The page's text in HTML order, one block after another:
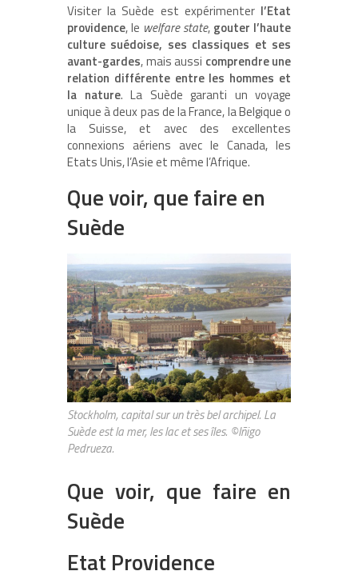
Visiter la Suède est expérimenter l’Etat
providence, le welfare state, gouter l’haute
culture suédoise, ses classiques et ses
avant-gardes, mais aussi comprendre une
relation différente entre les hommes et
la nature. La Suède garanti un voyage
unique à deux pas de la France, la Belgique o
la Suisse, et avec des excellentes
connexions aériens avec le Canada, les
Etats Unis, l’Asie et même l’Afrique.
Que voir, que faire en
Suède
Stockholm, capital sur un très bel archipel. La
Suède est la mer, les lac et ses îles. ©Iñigo
Pedrueza.
Que voir, que faire en
Suède
Etat Providence